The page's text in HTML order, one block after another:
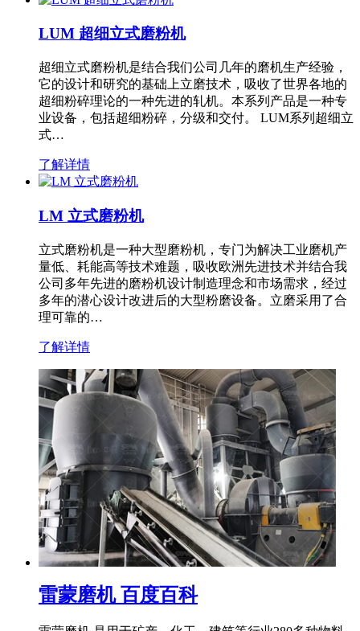
LUM 超细立式磨粉机
超细立式磨粉机是结合我们公司几年的磨机生产经验，
它的设计和研究的基础上立磨技术，吸收了世界各地的
超细粉碎理论的一种先进的轧机。本系列产品是一种专
业设备，包括超细粉碎，分级和交付。 LUM系列超细立
式…
了解详情
LM 立式磨粉机
立式磨粉机是一种大型磨粉机，专门为解决工业磨机产
量低、耗能高等技术难题，吸收欧洲先进技术并结合我
公司多年先进的磨粉机设计制造理念和市场需求，经过
多年的潜心设计改进后的大型粉磨设备。立磨采用了合
理可靠的…
了解详情
雷蒙磨机 百度百科